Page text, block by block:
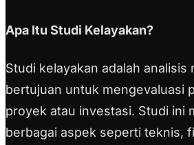
Apa Itu Studi Kelayakan?
Studi kelayakan adalah analisis
bertujuan untuk mengevaluasi
proyek atau investasi. Studi ini
berbagai aspek seperti teknis,